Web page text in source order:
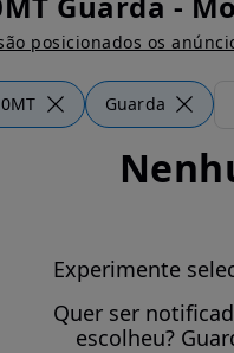
posicionados os
Guarda
Experimente
Quer ser
escolheu?